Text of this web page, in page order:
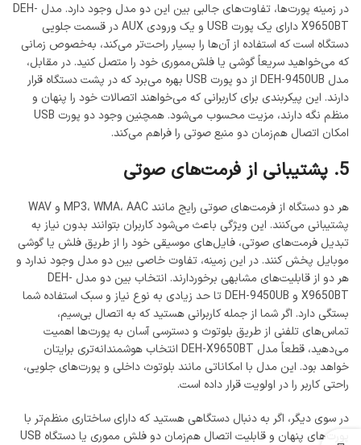
در زمینه پورت‌ها، تفاوت‌های جالبی بین این دو مدل وجود دارد. مدل DEH-
X9650BT دارای یک پورت USB و یک ورودی AUX در قسمت جلویی
دستگاه است که استفاده از آن‌ها را بسیار راحت‌تر می‌کند، به‌خصوص زمانی
که می‌خواهید سریعاً گوشی یا فلش‌مموری خود را متصل کنید. در مقابل،
مدل DEH-9450UB از دو پورت USB بهره می‌برد که در پشت دستگاه قرار
دارند. این پیکربندی برای کاربرانی که می‌خواهند اتصالات خود را پنهان و
منظم نگه دارند، مزیت محسوب می‌شود. همچنین وجود دو پورت USB
امکان اتصال هم‌زمان دو منبع صوتی را فراهم می‌کند.
5. پشتیبانی از فرمت‌های صوتی
هر دو دستگاه از فرمت‌های صوتی رایج مانند MP3، WMA، AAC و WAV
پشتیبانی می‌کنند. این ویژگی باعث می‌شود کاربران بتوانند بدون نیاز به
تبدیل فرمت‌های صوتی، فایل‌های موسیقی خود را از طریق فلش یا گوشی
موبایل پخش کنند. در این زمینه، تفاوت خاصی بین دو مدل وجود ندارد و
هر دو از قابلیت‌های مشابهی برخوردارند. انتخاب بین دو مدل DEH-
X9650BT و DEH-9450UB تا حد زیادی به نوع نیاز و سبک استفاده شما
بستگی دارد. اگر شما از جمله کاربرانی هستید که به اتصال بی‌سیم،
تماس‌های تلفنی از طریق بلوتوث و دسترسی آسان به پورت‌ها اهمیت
می‌دهید، قطعاً مدل DEH-X9650BT انتخاب هوشمندانه‌تری برایتان
خواهد بود. این مدل با امکاناتی مانند بلوتوث داخلی و پورت‌های جلویی،
راحتی کاربر را در اولویت قرار داده است.
در سوی دیگر، اگر به دنبال دستگاهی هستید که دارای ساختاری منظم‌تر با
پورت‌های پنهان و قابلیت اتصال هم‌زمان دو فلش مموری یا دستگاه USB